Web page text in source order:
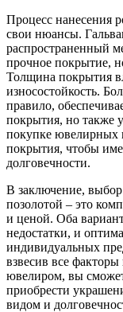
Процесс нанесения
свои нюансы.
распространенный
прочное покрытие,
Толщина покрытия
износостойкость.
правило,
покрытия, но также
покупке ювелирных
покрытия, чтобы
долговечности.
В заключение,
позолотой – это
и ценой. Оба
недостатки, и
индивидуальных
взвесив все
ювелиром, вы
приобрести
видом и